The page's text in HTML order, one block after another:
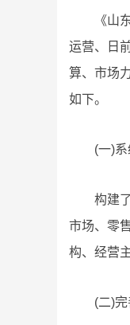
《山
运营、日
算、市场
如下。
(一)
构建
市场、零
构、经营
(二)